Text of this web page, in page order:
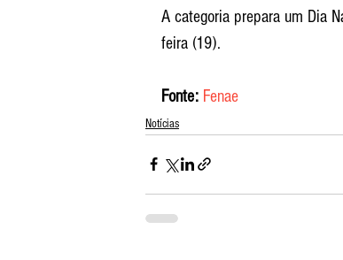
A categoria prepara um Dia
feira (19).
Fonte: Fenae
Notícias